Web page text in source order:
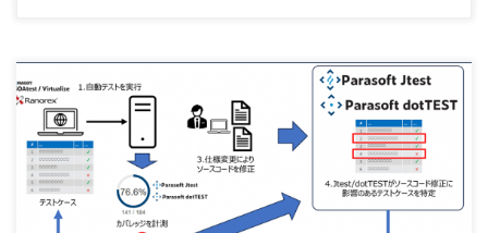
アプリケーション開発において、テスト自動化は必須の要件になってきています。こ
こで言うテスト自動化はU […]